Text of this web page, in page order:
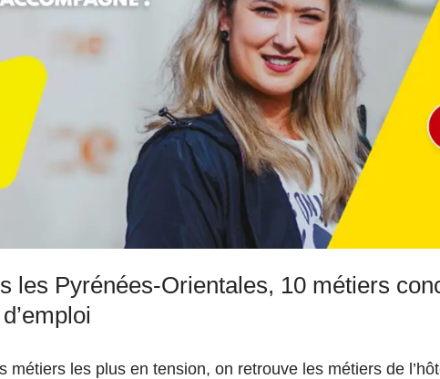
les Pyrénées-Orientales, 10 métiers
métiers les plus en tension, on retrouve les métiers de